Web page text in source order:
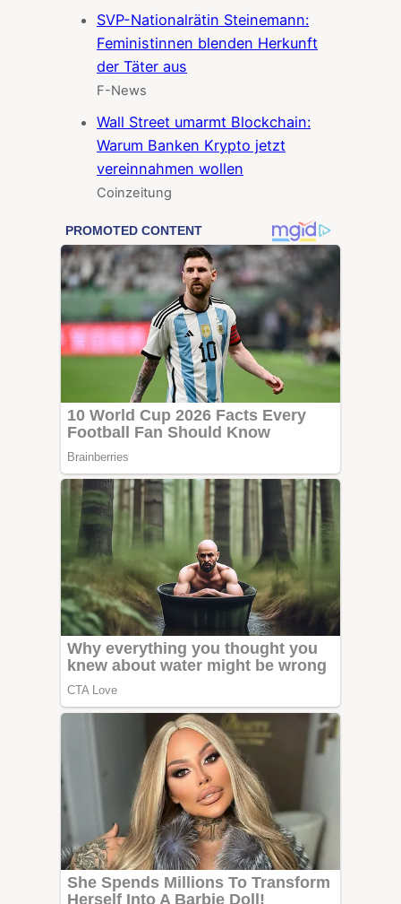
SVP-Nationalrätin Steinemann:
Feministinnen blenden Herkunft
der Täter aus
F-News
Wall Street umarmt Blockchain:
Warum Banken Krypto jetzt
vereinnahmen wollen
Coinzeitung